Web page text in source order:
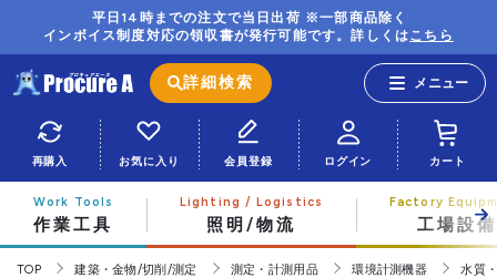
平日14時までの注文で当日出荷 ※一部商品除く
インボイス制度対応の領収書が発行可能です。詳しくはこちら
詳細検索
再購入 お気に入り 会員登録 ログイン カート
作業工具 照明/物流 工場設備
TOP 建築・金物/切削/測定 測定・計測用品 環境計測機器 水質